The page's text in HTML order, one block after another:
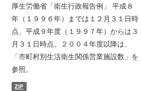
厚生労働省「衛生行政報告例」 平成８
年（１９９６年）までは１２月３１日時
点、平成９年度（１９９７年）からは３
月３１日時点。２００４年度以降は、
「市町村別生活衛生関係営業施設数」を
参照。
ZIP